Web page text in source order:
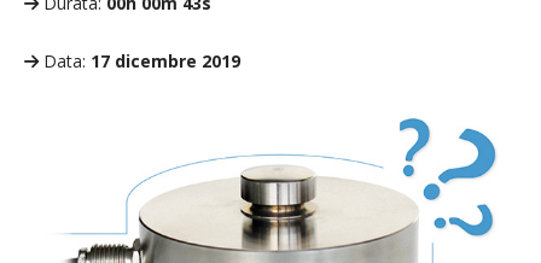
Data: 17 dicembre 2019